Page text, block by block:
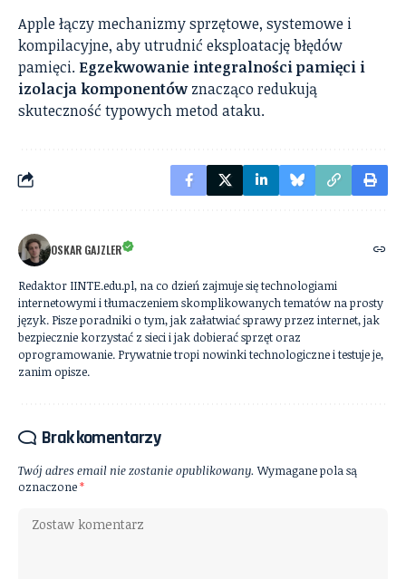
Apple łączy mechanizmy sprzętowe, systemowe i
kompilacyjne, aby utrudnić eksploatację błędów
pamięci. Egzekwowanie integralności pamięci i
izolacja komponentów znacząco redukują
skuteczność typowych metod ataku.
OSKAR GAJZLER
Redaktor IINTE.edu.pl, na co dzień zajmuje się technologiami
internetowymi i tłumaczeniem skomplikowanych tematów na prosty
język. Pisze poradniki o tym, jak załatwiać sprawy przez internet, jak
bezpiecznie korzystać z sieci i jak dobierać sprzęt oraz
oprogramowanie. Prywatnie tropi nowinki technologiczne i testuje je,
zanim opisze.
Brak komentarzy
Twój adres email nie zostanie opublikowany. Wymagane pola są
oznaczone*